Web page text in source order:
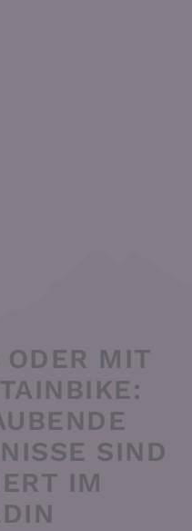
MIT
SIND
IM